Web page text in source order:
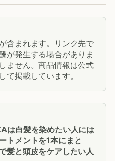
含まれます。リンク先で
が発生する場合がありま
ません。商品情報は公式
て掲載しています。
は白髪を染めたい人には
トメントを1本にまと
髪と頭皮をケアしたい人